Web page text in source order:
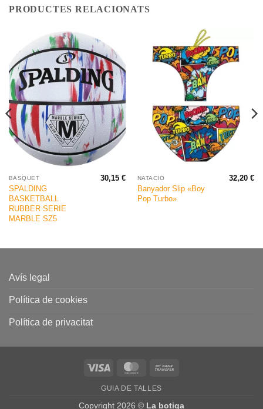
PRODUCTES RELACIONATS
BÀSQUET
SPALDING
BASKETBALL
RUBBER SERIE
MARBLE SZ5
30,15€ NATACIÓ
Banyador Slip «Boy
Pop Turbo»
32,20€
Avís legal
Política de cookies
Política de privacitat
Visa MasterCard
GUIA DE TALLES
Copyright 2026 © La botiga